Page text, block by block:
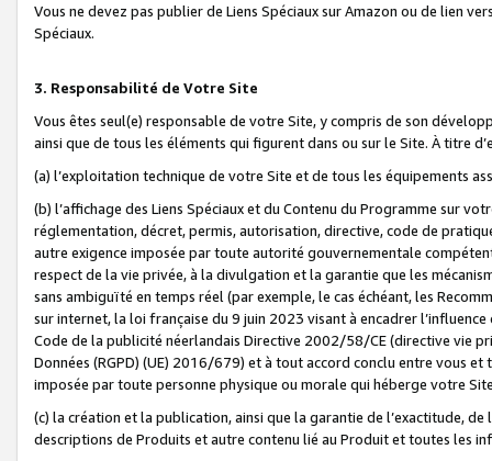
Vous ne devez pas publier de Liens Spéciaux sur Amazon ou de lien
Spéciaux.
3. Responsabilité de Votre Site
Vous êtes seul(e) responsable de votre Site, y compris de son
ainsi que de tous les éléments qui figurent dans ou sur le Site. À titre
(a) l’exploitation technique de votre Site et de tous les équipements
(b) l’affichage des Liens Spéciaux et du Contenu du Programme sur
réglementation, décret, permis, autorisation, directive, code de
autre exigence imposée par toute autorité gouvernementale
respect de la vie privée, à la divulgation et la garantie que les
sans ambiguïté en temps réel (par exemple, le cas échéant, les
sur internet, la loi française du 9 juin 2023 visant à encadrer
Code de la publicité néerlandais Directive 2002/58/CE (directive vie
Données (RGPD) (UE) 2016/679) et à tout accord conclu entre vous
imposée par toute personne physique ou morale qui héberge votre
(c) la création et la publication, ainsi que la garantie de l’exactitude,
descriptions de Produits et autre contenu lié au Produit et toutes les